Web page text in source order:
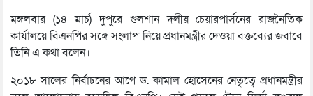
মঙ্গলবার (১৪ মার্চ) দুপুরে গুলশান দলীয় চেয়ারপার্সনের রাজনৈতিক
কার্যালয়ে বিএনপির সঙ্গে সংলাপ নিয়ে প্রধানমন্ত্রীর দেওয়া বক্তব্যের জবাবে
তিনি এ কথা বলেন।
২০১৮ সালের নির্বাচনের আগে ড. কামাল হোসেনের নেতৃত্বে প্রধানমন্ত্রীর